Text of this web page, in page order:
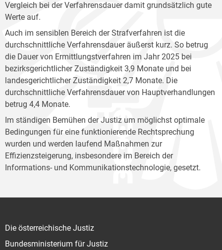
Vergleich bei der Verfahrensdauer damit grundsätzlich gute
Werte auf.
Auch im sensiblen Bereich der Strafverfahren ist die
durchschnittliche Verfahrensdauer äußerst kurz. So betrug
die Dauer von Ermittlungstverfahren im Jahr 2025 bei
bezirksgerichtlicher Zuständigkeit 3,9 Monate und bei
landesgerichtlicher Zuständigkeit 2,7 Monate. Die
durchschnittliche Verfahrensdauer von Hauptverhandlungen
betrug 4,4 Monate.
Im ständigen Bemühen der Justiz um möglichst optimale
Bedingungen für eine funktionierende Rechtsprechung
wurden und werden laufend Maßnahmen zur
Effizienzsteigerung, insbesondere im Bereich der
Informations- und Kommunikationstechnologie, gesetzt.
Die österreichische Justiz
Bundesministerium für Justiz